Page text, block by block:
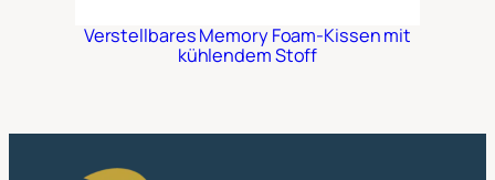
Verstellbares Memory Foam-Kissen mit
kühlendem Stoff